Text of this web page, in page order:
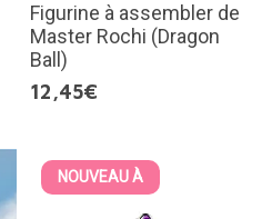
Figurine à assembler de
Master Rochi (Dragon
Ball)
12,45€
NOUVEAU À